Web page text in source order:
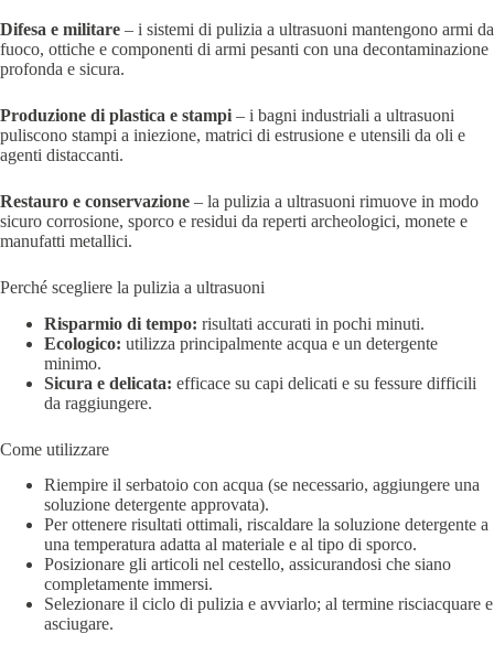
Difesa e militare – i sistemi di pulizia a ultrasuoni mantengono armi da
fuoco, ottiche e componenti di armi pesanti con una decontaminazione
profonda e sicura.
Produzione di plastica e stampi – i bagni industriali a ultrasuoni
puliscono stampi a iniezione, matrici di estrusione e utensili da oli e
agenti distaccanti.
Restauro e conservazione – la pulizia a ultrasuoni rimuove in modo
sicuro corrosione, sporco e residui da reperti archeologici, monete e
manufatti metallici.
Perché scegliere la pulizia a ultrasuoni
Risparmio di tempo: risultati accurati in pochi minuti.
Ecologico: utilizza principalmente acqua e un detergente
minimo.
Sicura e delicata: efficace su capi delicati e su fessure difficili
da raggiungere.
Come utilizzare
Riempire il serbatoio con acqua (se necessario, aggiungere una
soluzione detergente approvata).
Per ottenere risultati ottimali, riscaldare la soluzione detergente a
una temperatura adatta al materiale e al tipo di sporco.
Posizionare gli articoli nel cestello, assicurandosi che siano
completamente immersi.
Selezionare il ciclo di pulizia e avviarlo; al termine risciacquare e
asciugare.